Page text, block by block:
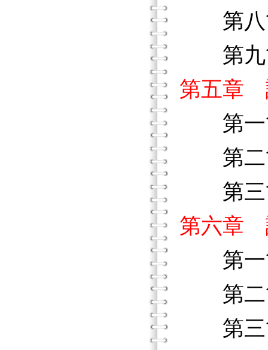
第八
第九
第五章
第一
第二
第三
第六章
第一
第二
第三